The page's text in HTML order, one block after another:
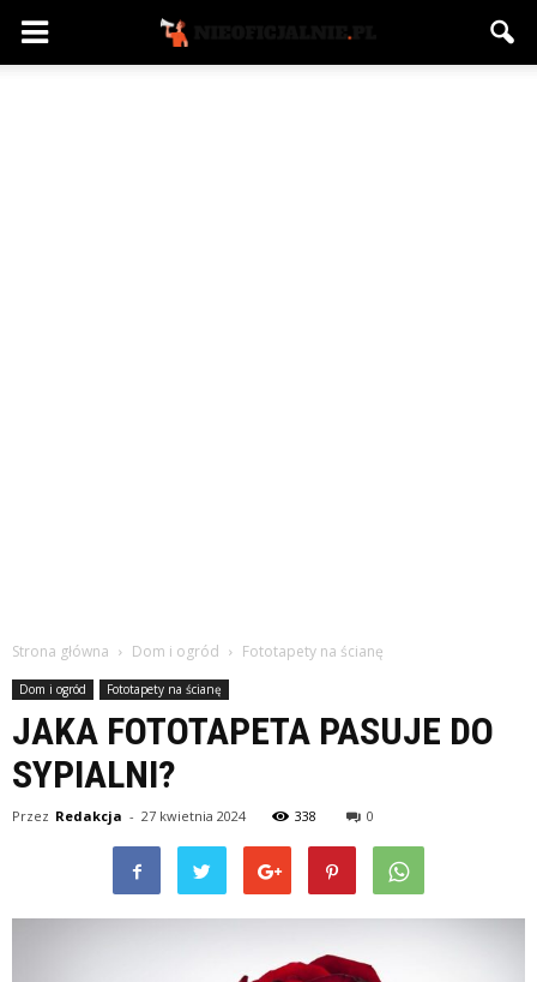
Strona główna Dom i ogród Fototapety na ścianę
Dom i ogród Fototapety na ścianę
JAKA FOTOTAPETA PASUJE DO
SYPIALNI?
Przez Redakcja - 27 kwietnia 2024 338 0